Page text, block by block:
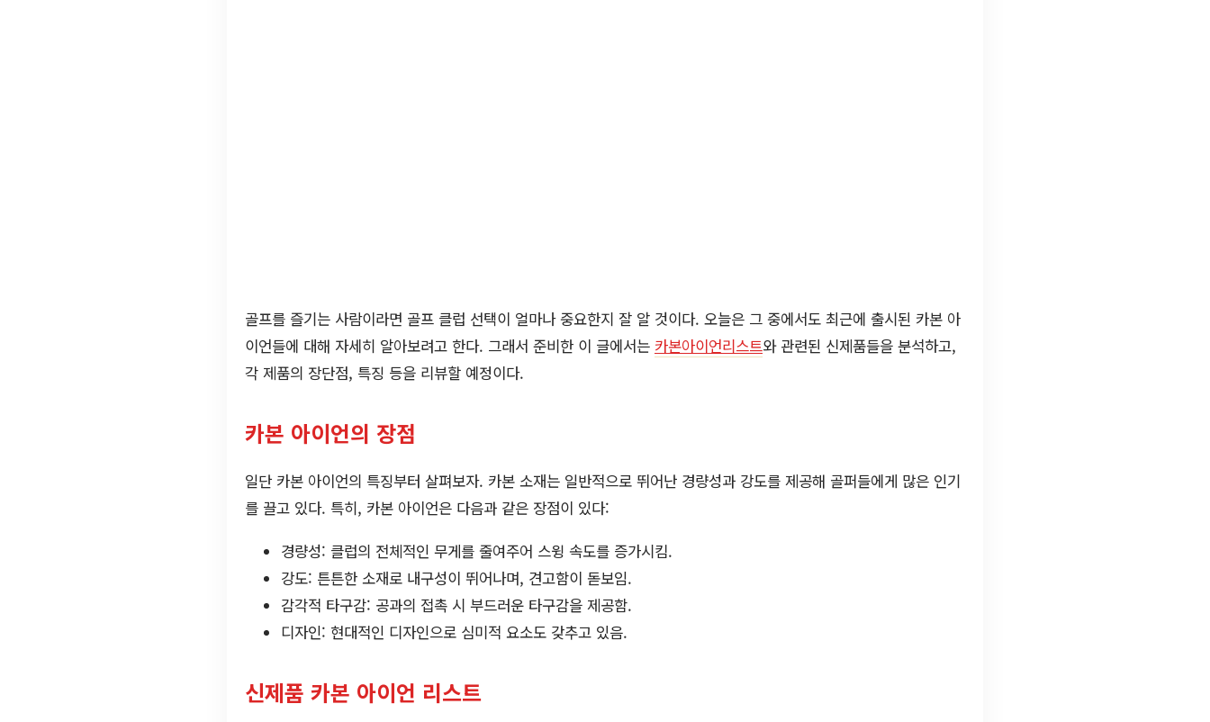
골프를 즐기는 사람이라면 골프 클럽 선택이 얼마나 중요한지 잘 알 것이다. 오늘은 그 중에서도 최근에 출시된 카본 아
이언들에 대해 자세히 알아보려고 한다. 그래서 준비한 이 글에서는 카본아이언리스트와 관련된 신제품들을 분석하고,
각 제품의 장단점, 특징 등을 리뷰할 예정이다.
카본 아이언의 장점
일단 카본 아이언의 특징부터 살펴보자. 카본 소재는 일반적으로 뛰어난 경량성과 강도를 제공해 골퍼들에게 많은 인기
를 끌고 있다. 특히, 카본 아이언은 다음과 같은 장점이 있다:
경량성: 클럽의 전체적인 무게를 줄여주어 스윙 속도를 증가시킴.
강도: 튼튼한 소재로 내구성이 뛰어나며, 견고함이 돋보임.
감각적 타구감: 공과의 접촉 시 부드러운 타구감을 제공함.
디자인: 현대적인 디자인으로 심미적 요소도 갖추고 있음.
신제품 카본 아이언 리스트